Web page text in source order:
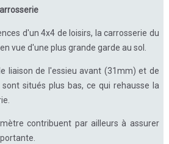
d'un 4x4 de loisirs, la carrosserie du
vue d'une plus grande garde au sol.
liaison de l'essieu avant (31mm) et de
situés plus bas, ce qui rehausse la
contribuent par ailleurs à assurer